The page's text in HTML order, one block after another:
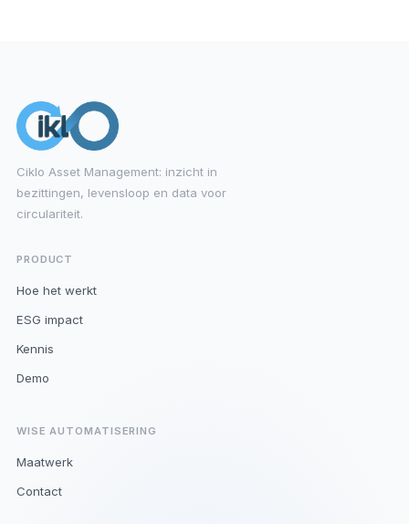
Ciklo Asset Management: inzicht in
bezittingen, levensloop en data voor
circulariteit.
PRODUCT
Hoe het werkt
ESG impact
Kennis
Demo
WISE AUTOMATISERING
Maatwerk
Contact